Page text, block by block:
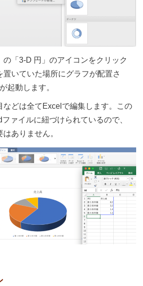
「3-D 円」のアイコンをクリック
いていた場所にグラフが配置さ
起動します。
などは全てExcelで編集します。この
ァイルに紐づけられているので、
ありません。